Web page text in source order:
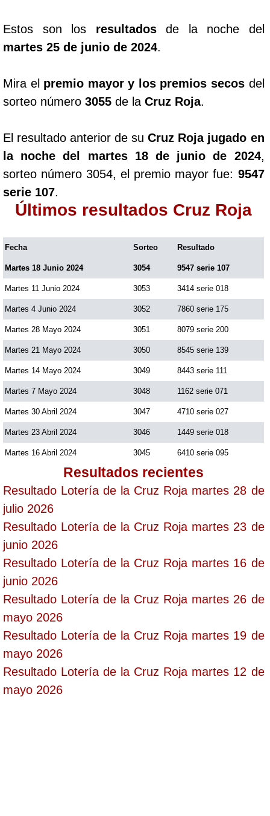
Estos son los resultadosde la noche del
martes 25 de junio de 2024.
Mira el premio mayor y los premios secosdel
sorteo número 3055 de la Cruz Roja.
El resultado anterior de suCruz Roja jugado en
la noche del martes 18 de junio de 2024,
sorteo número 3054, el premio mayor fue: 9547
serie 107.
Últimos resultados Cruz Roja
Fecha Sorteo Resultado
Martes 18 Junio 2024 3054 9547 serie 107
Martes 11 Junio 2024 3053 3414 serie 018
Martes 4 Junio 2024 3052 7860 serie 175
Martes 28 Mayo 2024 3051 8079 serie 200
Martes 21 Mayo 2024 3050 8545 serie 139
Martes 14 Mayo 2024 3049 8443 serie 111
Martes 7 Mayo 2024 3048 1162 serie 071
Martes 30 Abril 2024 3047 4710 serie 027
Martes 23 Abril 2024 3046 1449 serie 018
Martes 16 Abril 2024 3045 6410 serie 095
Resultados recientes
Resultado Lotería de la Cruz Roja martes 28 de
julio 2026
Resultado Lotería de la Cruz Roja martes 23 de
junio 2026
Resultado Lotería de la Cruz Roja martes 16 de
junio 2026
Resultado Lotería de la Cruz Roja martes 26 de
mayo 2026
Resultado Lotería de la Cruz Roja martes 19 de
mayo 2026
Resultado Lotería de la Cruz Roja martes 12 de
mayo 2026